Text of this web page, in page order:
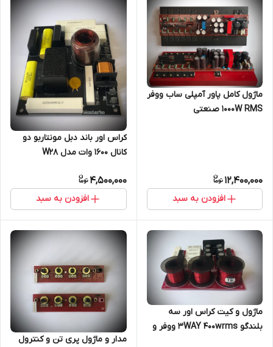
ماژول کامل پاور آمپلی ساب ووفر
1000W RMS صنعتی
12,400,000
افزودن به سبد
کراس اور باند دبل مونتاربو دو
کانال ۱۶۰۰ وات مدل W28
4,500,000
افزودن به سبد
ماژول و کیت کراس اور سه
بلندگو 3WAY 400wrms ووفر و
مدار و ماژول پری تن و کنترول